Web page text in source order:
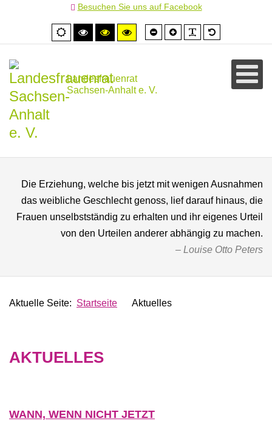
Besuchen Sie uns auf Facebook
Normale
Ansicht
Hoher
Kontrast
Hoher
Kontrast
Hoher
Kontrast
Schrift
kleiner
Schrift
größer
Landesfrauenrat
Sachsen-Anhalt e. V.
Die Erziehung, welche bis jetzt mit wenigen Ausnahmen
das weibliche Geschlecht genoss, lief darauf hinaus, die
Frauen unselbstständig zu erhalten und ihr eigenes Urteil
von den Urteilen anderer abhängig zu machen.
Louise Otto Peters
Aktuelle Seite: Startseite Aktuelles
AKTUELLES
WANN, WENN NICHT JETZT